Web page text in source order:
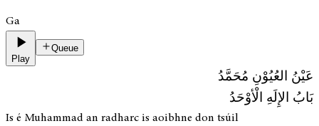
Ga
Play
Queue
عَيْنُ العُيُوْنِ مُحَمَّدُ
بَابُ الإِلَهِ الْأوْحَدُ
Is é Muhammad an radharc is aoibhne don tsúil